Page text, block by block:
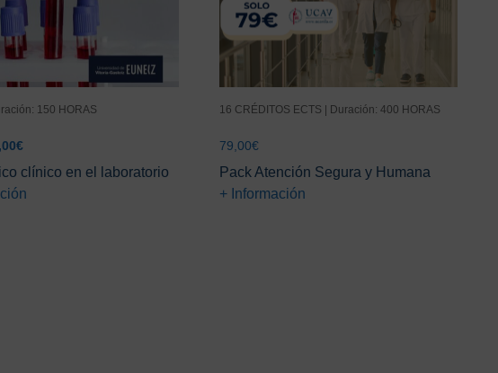
150 HORAS
€El
precio
actual
es:
clínico en el laboratorio
16 CRÉDITOS ECTS | Duración: 400 HORAS
79,00€
Pack Atención Segura y Humana
+ Información